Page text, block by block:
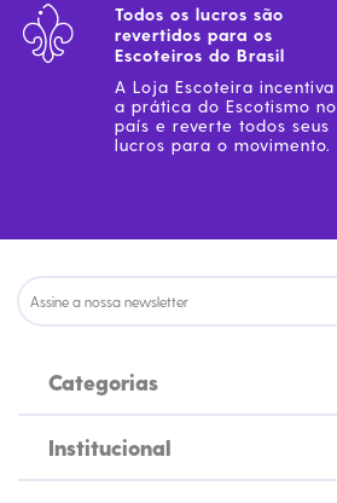
Todos os lucros são
revertidos para os
Escoteiros do Brasil
A Loja Escoteira incentiva
a prática do Escotismo no
país e reverte todos seus
lucros para o movimento.
Categorias
Institucional